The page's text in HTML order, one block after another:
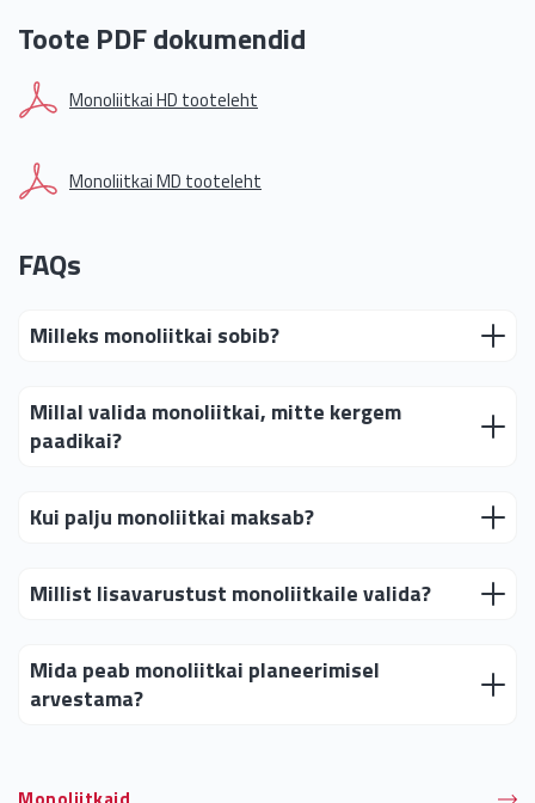
Toote PDF dokumendid
Monoliitkai HD tooteleht
Monoliitkai MD tooteleht
FAQs
Milleks monoliitkai sobib?
Millal valida monoliitkai, mitte kergem
paadikai?
Kui palju monoliitkai maksab?
Millist lisavarustust monoliitkaile valida?
Mida peab monoliitkai planeerimisel
arvestama?